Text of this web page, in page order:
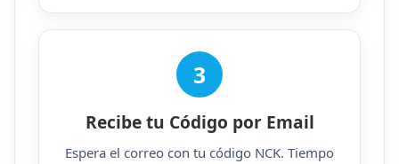
3
Recibe tu Código por Email
Espera el correo con tu código NCK. Tiempo